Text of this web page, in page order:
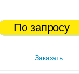
По запросу
Заказать